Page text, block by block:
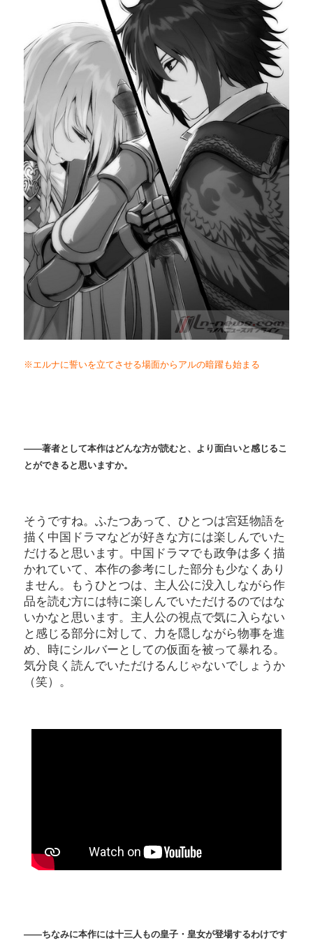
※エルナに誓いを立てさせる場面からアルの暗躍も始まる
――著者として本作はどんな方が読むと、より面白いと感じるこ
とができると思いますか。
そうですね。ふたつあって、ひとつは宮廷物語を
描く中国ドラマなどが好きな方には楽しんでいた
だけると思います。中国ドラマでも政争は多く描
かれていて、本作の参考にした部分も少なくあり
ません。もうひとつは、主人公に没入しながら作
品を読む方には特に楽しんでいただけるのではな
いかなと思います。主人公の視点で気に入らない
と感じる部分に対して、力を隠しながら物事を進
め、時にシルバーとしての仮面を被って暴れる。
気分良く読んでいただけるんじゃないでしょうか
（笑）。
――ちなみに本作には十三人もの皇子・皇女が登場するわけです